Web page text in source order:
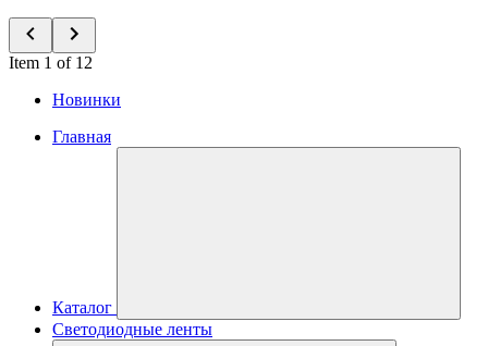
Item 1 of 12
Новинки
Главная
Каталог
Светодиодные ленты